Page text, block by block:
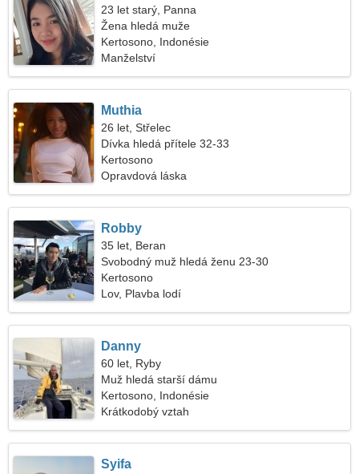
23 let starý, Panna
Žena hledá muže
Kertosono, Indonésie
Manželství
Muthia
26 let, Střelec
Dívka hledá přítele 32-33
Kertosono
Opravdová láska
Robby
35 let, Beran
Svobodný muž hledá ženu 23-30
Kertosono
Lov, Plavba lodí
Danny
60 let, Ryby
Muž hledá starší dámu
Kertosono, Indonésie
Krátkodobý vztah
Syifa